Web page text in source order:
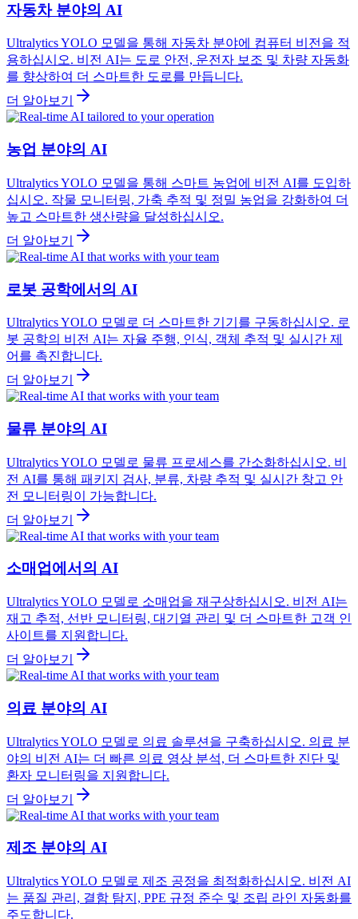
자동차 분야의 AI
Ultralytics YOLO 모델을 통해 자동차 분야에 컴퓨터 비전을 적
용하십시오. 비전 AI는 도로 안전, 운전자 보조 및 차량 자동화
를 향상하여 더 스마트한 도로를 만듭니다.
더 알아보기
농업 분야의 AI
Ultralytics YOLO 모델을 통해 스마트 농업에 비전 AI를 도입하
십시오. 작물 모니터링, 가축 추적 및 정밀 농업을 강화하여 더
높고 스마트한 생산량을 달성하십시오.
더 알아보기
로봇 공학에서의 AI
Ultralytics YOLO 모델로 더 스마트한 기기를 구동하십시오. 로
봇 공학의 비전 AI는 자율 주행, 인식, 객체 추적 및 실시간 제
어를 촉진합니다.
더 알아보기
물류 분야의 AI
Ultralytics YOLO 모델로 물류 프로세스를 간소화하십시오. 비
전 AI를 통해 패키지 검사, 분류, 차량 추적 및 실시간 창고 안
전 모니터링이 가능합니다.
더 알아보기
소매업에서의 AI
Ultralytics YOLO 모델로 소매업을 재구상하십시오. 비전 AI는
재고 추적, 선반 모니터링, 대기열 관리 및 더 스마트한 고객 인
사이트를 지원합니다.
더 알아보기
의료 분야의 AI
Ultralytics YOLO 모델로 의료 솔루션을 구축하십시오. 의료 분
야의 비전 AI는 더 빠른 의료 영상 분석, 더 스마트한 진단 및
환자 모니터링을 지원합니다.
더 알아보기
제조 분야의 AI
Ultralytics YOLO 모델로 제조 공정을 최적화하십시오. 비전 AI
는 품질 관리, 결함 탐지, PPE 규정 준수 및 조립 라인 자동화를
주도합니다.